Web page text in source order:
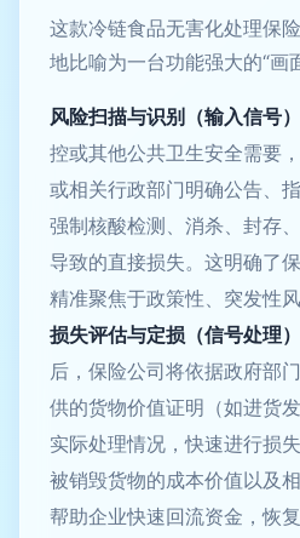
这款冷链食品无害化处理保
地比喻为一台功能强大的“画
风险扫描与识别（输入信号）
控或其他公共卫生安全需要
或相关行政部门明确公告、
强制核酸检测、消杀、封存
导致的直接损失。这明确了
精准聚焦于政策性、突发性风
损失评估与定损（信号处理）
后，保险公司将依据政府部
供的货物价值证明（如进货
实际处理情况，快速进行损
被销毁货物的成本价值以及
帮助企业快速回流资金，恢复